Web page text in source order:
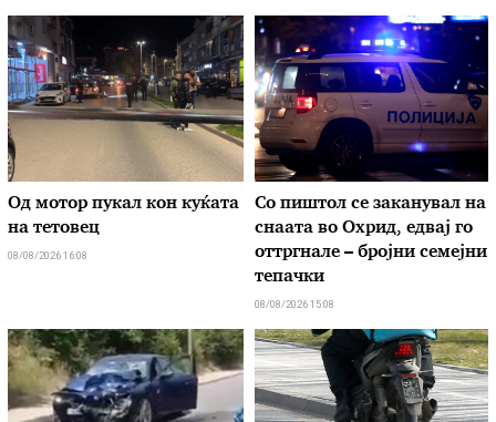
Од мотор пукал кон куќата
на тетовец
08/08/2026 16:08
Со пиштол се заканувал на
снаата во Охрид, едвај го
оттргнале – бројни семејни
тепачки
08/08/2026 15:08